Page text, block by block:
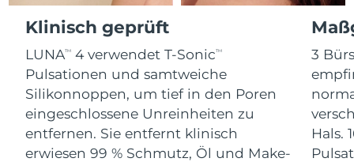
Klinisch geprüft
LUNATM 4 verwendet T-SonicTM
Pulsationen und samtweiche
Silikonnoppen, um tief in den Poren
eingeschlossene Unreinheiten zu
entfernen. Sie entfernt klinisch
erwiesen 99 % Schmutz, Öl und Make-
3
Hals.
For healthy hair
Kosmetik
Kaufe alles
Isle of Man 8/13/26
Israel Erwartete Lieferung 8/15/26
Italien Erwartete Lieferung
Japan Erwartete Lieferung